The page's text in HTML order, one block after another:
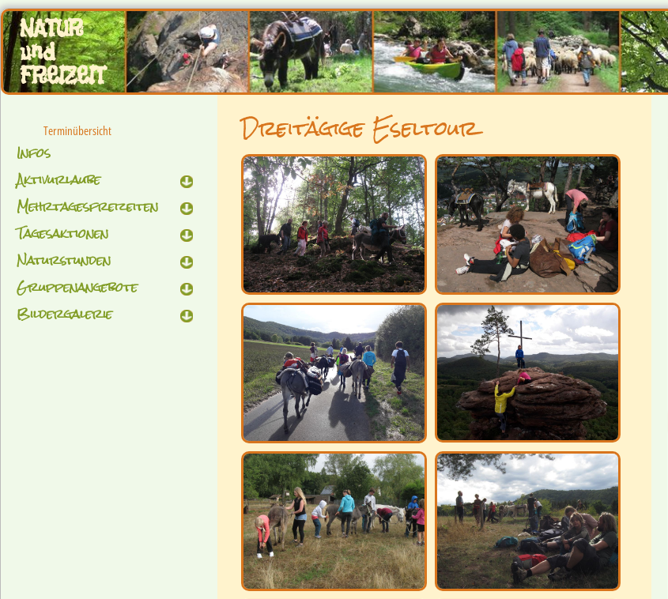
NATUR
und
FREIZEIT
Terminübersicht
Infos
Aktivurlaube
Mehrtagesfreizeiten
Tagesaktionen
Naturstunden
Gruppenangebote
Bildergalerie
Dreitägige Eseltour